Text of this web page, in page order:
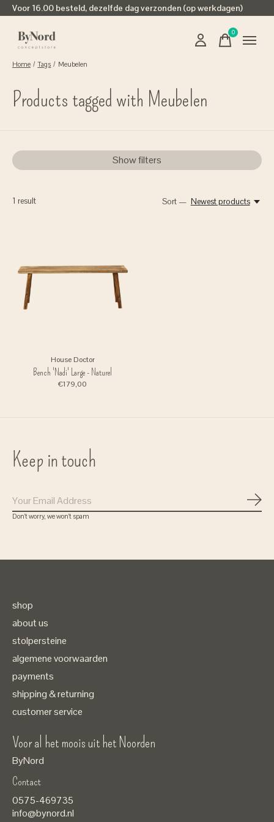
Voor 16.00 besteld, dezelfde dag verzonden (op werkdagen)
0items
Home / Tags / Meubelen
Products tagged with Meubelen
Show filters
1 result Sort — Newest products
House Doctor
Bench 'Nadi' Large - Naturel
€179,00
Keep in touch
Don’t worry, we won’t spam
shop
about us
stolpersteine
algemene voorwaarden
payments
shipping & returning
customer service
Voor al het moois uit het Noorden
ByNord
Contact
0575-469735
info@bynord.nl
Gratis verzenden
bij bestellingen vanaf 75 euro